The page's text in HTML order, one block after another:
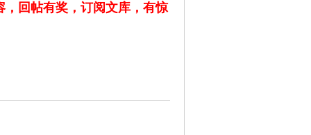
，回帖有奖，订阅文库，有惊